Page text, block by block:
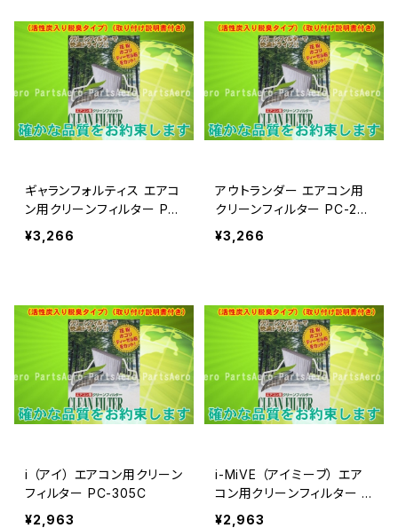
ギャランフォルティス エアコ
ン用クリーンフィルター PC
-202C
¥3,266
アウトランダー エアコン用
クリーンフィルター PC-20
2C
¥3,266
i （アイ） エアコン用クリーン
フィルター PC-305C
¥2,963
i-MiVE （アイミーブ） エア
コン用クリーンフィルター P
C-305C
¥2,963